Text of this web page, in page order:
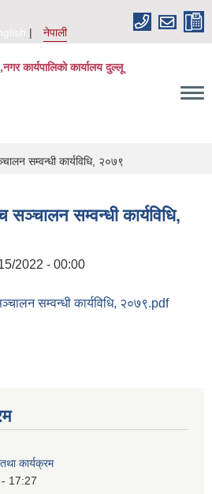
नेपाली
कार्यपालिकाे कार्यालय दुल्लू
सम्वन्धी कार्यविधि, २०७९
सञ्चालन सम्वन्धी कार्यविधि,
2022 - 00:00
सम्वन्धी कार्यविधि, २०७९.pdf
कार्यक्रम
17:27